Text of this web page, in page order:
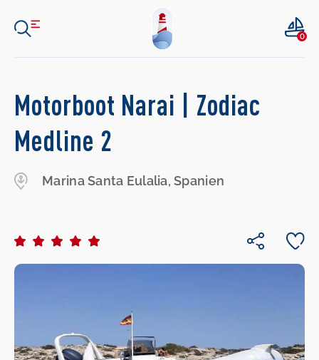
0
Motorboot Narai | Zodiac
Medline 2
Marina Santa Eulalia, Spanien